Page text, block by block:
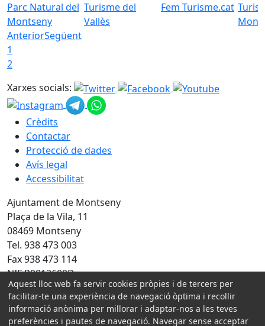
Parc Natural del
Montseny
Turisme del
Vallès
Fem Turisme.cat
AnteriorSegüent
1
2
Xarxes socials:
Crèdits
Contactar
Protecció de dades
Avís legal
Accessibilitat
Ajuntament de Montseny
Plaça de la Vila, 11
08469 Montseny
Tel. 938 473 003
Fax 938 473 114
NIF P0813600D
Amb la col·laboració de:
Aquest lloc web fa servir cookies pròpies i de tercers per
facilitar-te una experiència de navegació òptima i recollir
informació anònima per millorar i adaptar-nos a les teves
preferències i pautes de navegació. Navegar sense acceptar